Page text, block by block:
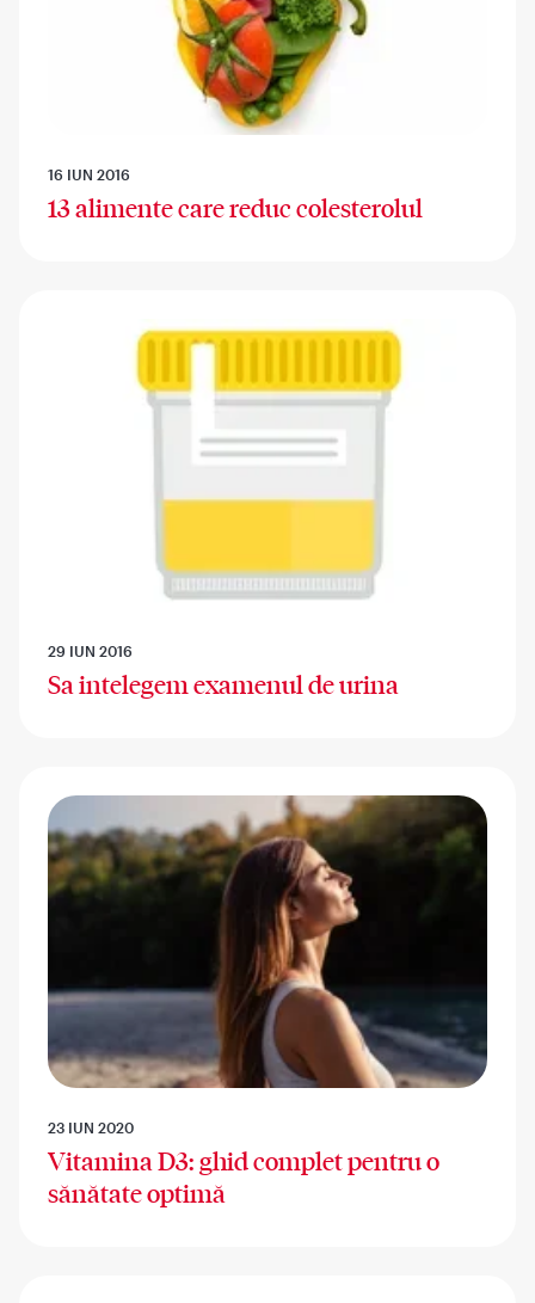
16 IUN 2016
13 alimente care reduc colesterolul
29 IUN 2016
Sa intelegem examenul de urina
23 IUN 2020
Vitamina D3: ghid complet pentru o
sănătate optimă